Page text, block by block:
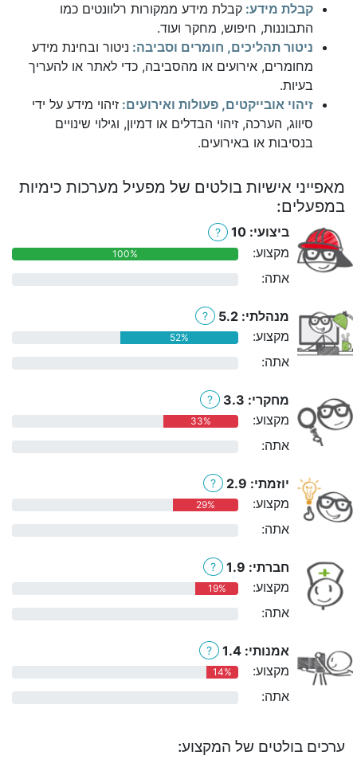
קבלת מידע: קבלת מידע ממקורות רלוונטים כמו
התבוננות, חיפוש, מחקר ועוד.
ניטור תהליכים, חומרים וסביבה: ניטור ובחינת מידע
מחומרים, אירועים או מהסביבה, כדי לאתר או להעריך
בעיות.
זיהוי אובייקטים, פעולות ואירועים: זיהוי מידע על ידי
סיווג, הערכה, זיהוי הבדלים או דמיון, וגילוי שינויים
בנסיבות או באירועים.
מאפייני אישיות בולטים של מפעיל מערכות כימיות
במפעלים:
ביצועי: 10 ?
מקצוע: 100%
אתה:
מנהלתי: 5.2 ?
מקצוע: 52%
אתה:
מחקרי: 3.3 ?
מקצוע: 33%
אתה:
יוזמתי: 2.9 ?
מקצוע: 29%
אתה:
חברתי: 1.9 ?
מקצוע: 19%
אתה:
אמנותי: 1.4 ?
מקצוע: 14%
אתה:
ערכים בולטים של המקצוע: